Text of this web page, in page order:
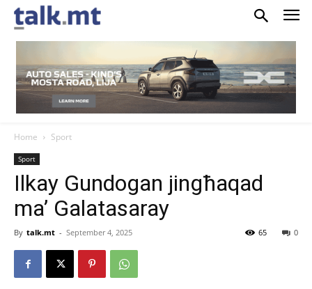
Home Sport
Sport
Ilkay Gundogan jingħaqad
ma’ Galatasaray
By talk.mt - September 4, 2025 0
65